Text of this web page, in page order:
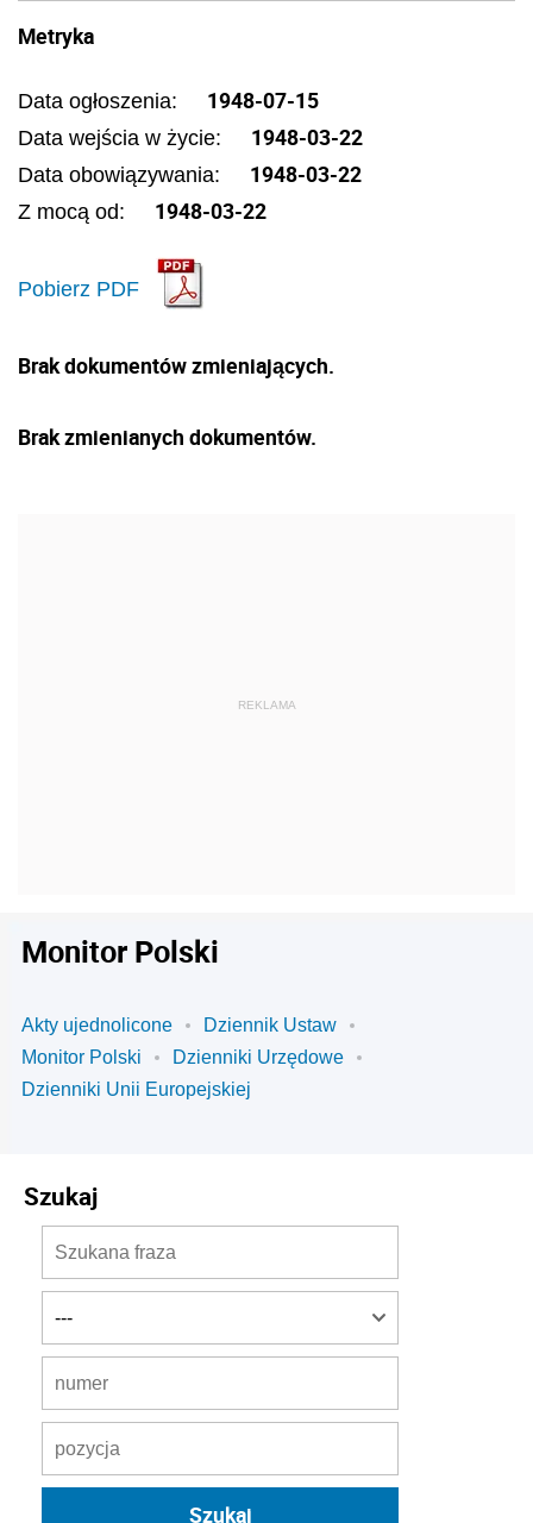
Metryka
Data ogłoszenia: 1948-07-15
Data wejścia w życie: 1948-03-22
Data obowiązywania: 1948-03-22
Z mocą od: 1948-03-22
Pobierz PDF
Brak dokumentów zmieniających.
Brak zmienianych dokumentów.
Monitor Polski
Akty ujednolicone
Dziennik Ustaw
Monitor Polski
Dzienniki Urzędowe
Dzienniki Unii Europejskiej
Szukaj